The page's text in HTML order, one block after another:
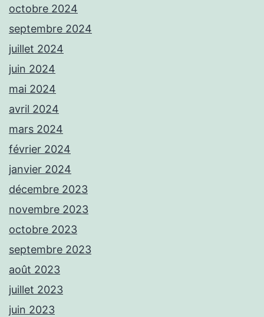
octobre 2024
septembre 2024
juillet 2024
juin 2024
mai 2024
avril 2024
mars 2024
février 2024
janvier 2024
décembre 2023
novembre 2023
octobre 2023
septembre 2023
août 2023
juillet 2023
juin 2023